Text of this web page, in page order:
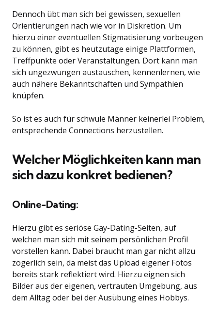
Dennoch übt man sich bei gewissen, sexuellen
Orientierungen nach wie vor in Diskretion. Um
hierzu einer eventuellen Stigmatisierung vorbeugen
zu können, gibt es heutzutage einige Plattformen,
Treffpunkte oder Veranstaltungen. Dort kann man
sich ungezwungen austauschen, kennenlernen, wie
auch nähere Bekanntschaften und Sympathien
knüpfen.
So ist es auch für schwule Männer keinerlei Problem,
entsprechende Connections herzustellen.
Welcher Möglichkeiten kann man
sich dazu konkret bedienen?
Online-Dating:
Hierzu gibt es seriöse Gay-Dating-Seiten, auf
welchen man sich mit seinem persönlichen Profil
vorstellen kann. Dabei braucht man gar nicht allzu
zögerlich sein, da meist das Upload eigener Fotos
bereits stark reflektiert wird. Hierzu eignen sich
Bilder aus der eigenen, vertrauten Umgebung, aus
dem Alltag oder bei der Ausübung eines Hobbys.